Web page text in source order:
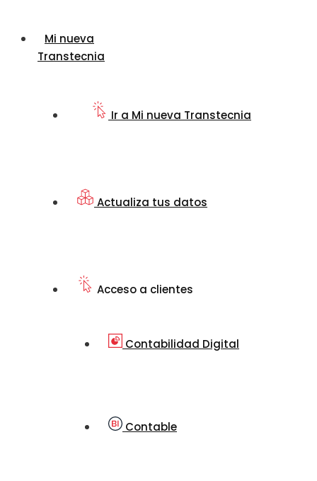
Mi nueva
Transtecnia
Ir a Mi nueva Transtecnia
Actualiza tus datos
Acceso a clientes
Contabilidad Digital
Contable